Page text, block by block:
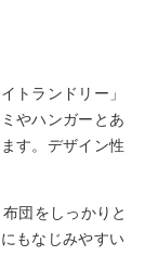
トランドリー」
やハンガーとあ
す。デザイン性
団をしっかりと
もなじみやすい